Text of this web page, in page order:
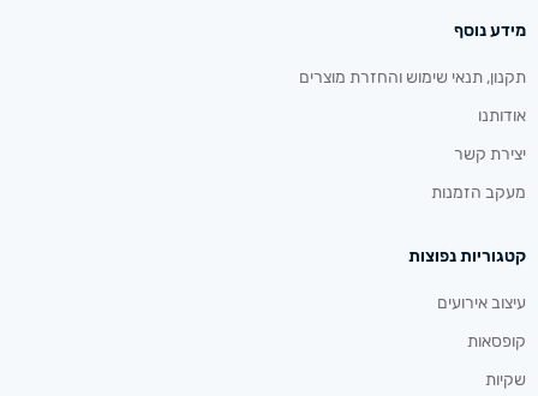
מידע נוסף
תקנון, תנאי שימוש והחזרת מוצרים
אודותנו
יצירת קשר
מעקב הזמנות
קטגוריות נפוצות
עיצוב אירועים
קופסאות
שקיות